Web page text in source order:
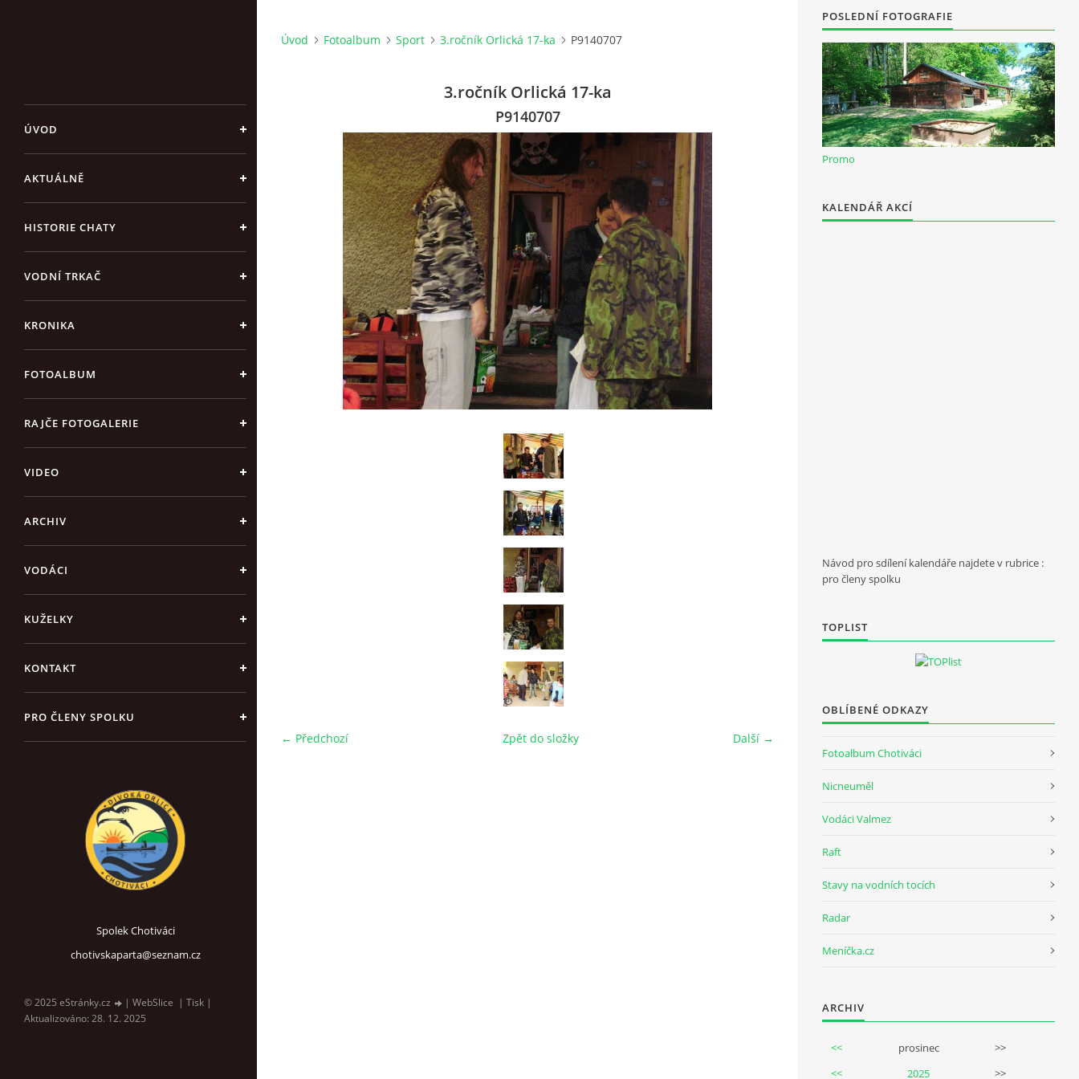
ÚVOD
AKTUÁLNĚ
HISTORIE CHATY
VODNÍ TRKAČ
KRONIKA
FOTOALBUM
RAJČE FOTOGALERIE
VIDEO
ARCHIV
VODÁCI
KUŽELKY
KONTAKT
PRO ČLENY SPOLKU
Spolek Chotiváci
chotivskaparta@seznam.cz
© 2025 eStránky.cz | WebSlice | Tisk |
Aktualizováno: 28. 12. 2025
Úvod Fotoalbum Sport 3.ročník Orlická 17-ka P9140707
3.ročník Orlická 17-ka
P9140707
← Předchozí Další →
Zpět do složky
POSLEDNÍ FOTOGRAFIE
Promo
KALENDÁŘ AKCÍ
Návod pro sdílení kalendáře najdete v rubrice :
pro členy spolku
TOPLIST
OBLÍBENÉ ODKAZY
Fotoalbum Chotiváci
Nicneuměl
Vodáci Valmez
Raft
Stavy na vodních tocích
Radar
Meníčka.cz
ARCHIV
<< prosinec
>>
<<
2025 >>